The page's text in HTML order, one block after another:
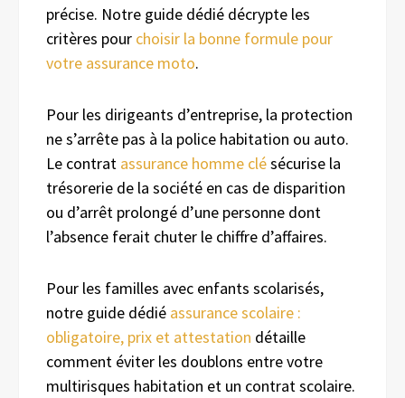
précise. Notre guide dédié décrypte les
critères pour choisir la bonne formule pour
votre assurance moto.
Pour les dirigeants d’entreprise, la protection
ne s’arrête pas à la police habitation ou auto.
Le contrat assurance homme clésécurise la
trésorerie de la société en cas de disparition
ou d’arrêt prolongé d’une personne dont
l’absence ferait chuter le chiffre d’affaires.
Pour les familles avec enfants scolarisés,
notre guide dédié assurance scolaire :
obligatoire, prix et attestation détaille
comment éviter les doublons entre votre
multirisques habitation et un contrat scolaire.